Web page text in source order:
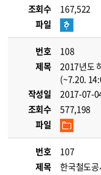
조회수
167,522
파일
번호
108
제목
2017년도
(~7.20.
작성일
2017-07-
조회수
577,198
파일
번호
107
제목
한국철도